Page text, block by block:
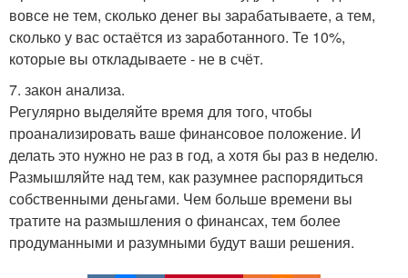
вовсе не тем, сколько денег вы зарабатываете, а тем,
сколько у вас остаётся из заработанного. Те 10%,
которые вы откладываете - не в счёт.
7. закон анализа.
Регулярно выделяйте время для того, чтобы
проанализировать ваше финансовое положение. И
делать это нужно не раз в год, а хотя бы раз в неделю.
Размышляйте над тем, как разумнее распорядиться
собственными деньгами. Чем больше времени вы
тратите на размышления о финансах, тем более
продуманными и разумными будут ваши решения.